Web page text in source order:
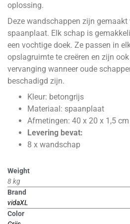
oplossing.
Deze wandschappen zijn
spaanplaat. Elk schap is
een vochtige doek. Ze passen in
opslagruimte te creëren en zijn
vervanging wanneer oude
beschadigd zijn.
Kleur: betongrijs
Materiaal: spaanplaat
Afmetingen: 40 x 20 x 1,5
Levering bevat:
8 x wandschap
Weight
8 kg
Brand
vidaXL
Color